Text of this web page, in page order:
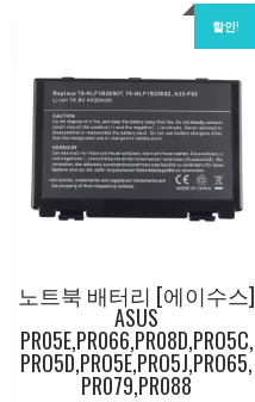
할인!
노트북 배터리 [에이수스]
ASUS
PR05E,PR066,PR08D,PRO5C,
PRO5D,PRO5E,PRO5J,PRO65,
PR079,PR088